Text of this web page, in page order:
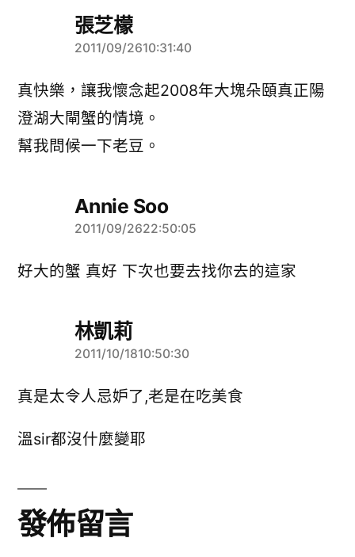
張芝檬
表
示:
2011/09/2610:31:40
真快樂，讓我懷念起2008年大塊朵頤真正陽
澄湖大閘蟹的情境。
幫我問候一下老豆。
Annie Soo
表
示:
2011/09/2622:50:05
好大的蟹 真好 下次也要去找你去的這家
林凱莉
表
示:
2011/10/1810:50:30
真是太令人忌妒了,老是在吃美食
溫sir都沒什麼變耶
發佈留言